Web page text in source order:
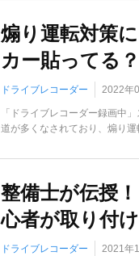
煽り運転対策
カー貼ってる
ドライブレコーダー 2022年
「ドライブレコーダー録画中
道が多くなされており、煽り運
整備士が伝授
心者が取り付
ドライブレコーダー 2021年